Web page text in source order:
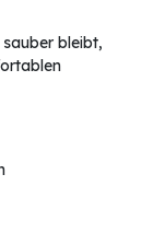
bleibt,